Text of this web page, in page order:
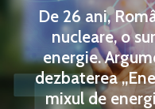
De 26 ani,
nucleare, o
energie.
dezbaterea
mixul de